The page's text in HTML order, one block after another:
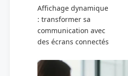
Affichage dynamique
: transformer sa
communication avec
des écrans connectés